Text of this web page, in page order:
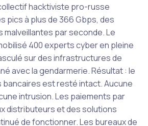
hacktiviste pro-russe
pics à plus de 366 Gbps, des
malveillantes par seconde. Le
400 experts cyber en pleine
sur des infrastructures de
avec la gendarmerie. Résultat : le
est resté intact. Aucune
intrusion. Les paiements par
distributeurs et des solutions
de fonctionner. Les bureaux de